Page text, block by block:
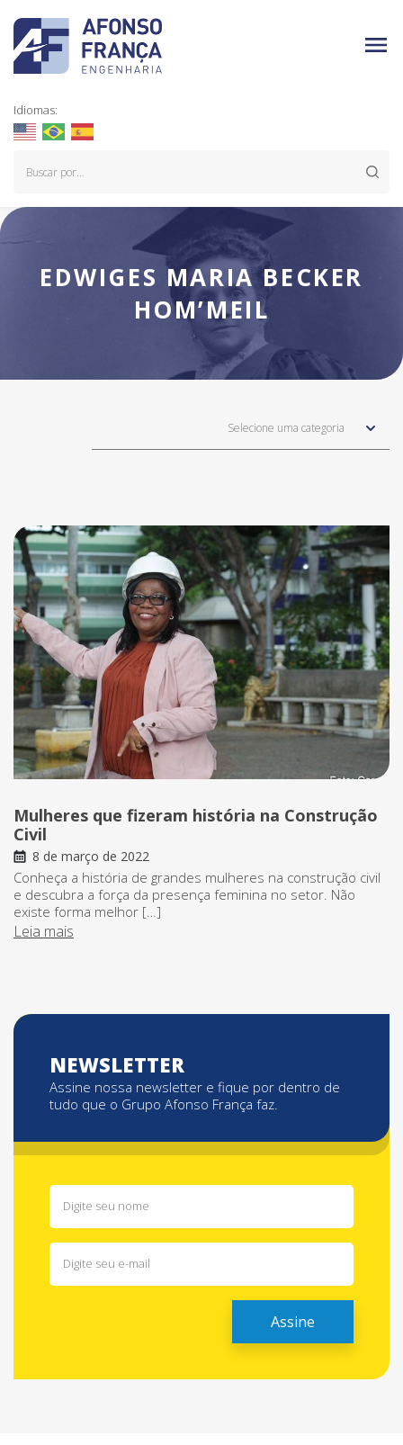
Idiomas:
EDWIGES MARIA BECKER
HOM’MEIL
Selecione uma categoria
Mulheres que fizeram história na Construção
Civil
8 de março de 2022
Conheça a história de grandes mulheres na construção civil
e descubra a força da presença feminina no setor. Não
existe forma melhor […]
Leia mais
NEWSLETTER
Assine nossa newsletter e fique por dentro de
tudo que o Grupo Afonso França faz.